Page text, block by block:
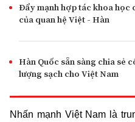
Đẩy mạnh hợp tác khoa học
của quan hệ Việt - Hàn
Hàn Quốc sẵn sàng chia sẻ
lượng sạch cho Việt Nam
Nhấn mạnh Việt Nam là